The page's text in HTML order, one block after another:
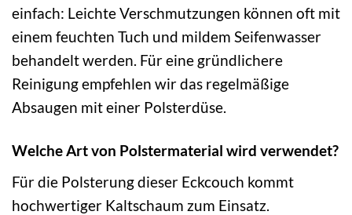
einfach: Leichte Verschmutzungen können oft mit
einem feuchten Tuch und mildem Seifenwasser
behandelt werden. Für eine gründlichere
Reinigung empfehlen wir das regelmäßige
Absaugen mit einer Polsterdüse.
Welche Art von Polstermaterial wird verwendet?
Für die Polsterung dieser Eckcouch kommt
hochwertiger Kaltschaum zum Einsatz.